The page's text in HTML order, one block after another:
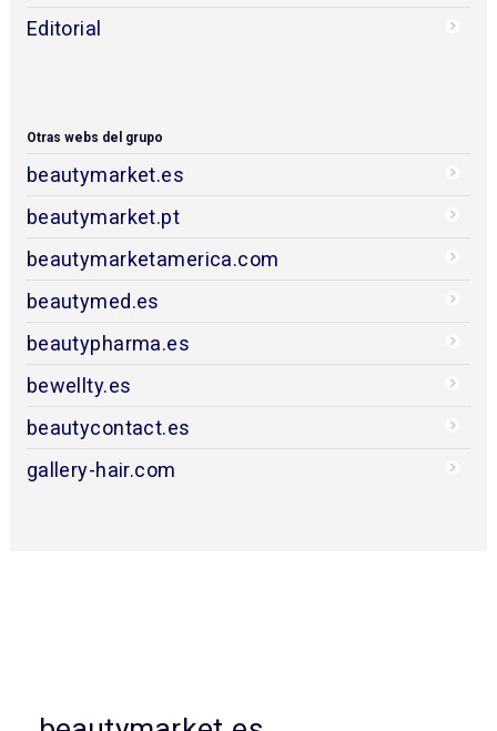
Editorial
Otras webs del grupo
beautymarket.es
beautymarket.pt
beautymarketamerica.com
beautymed.es
beautypharma.es
bewellty.es
beautycontact.es
gallery-hair.com